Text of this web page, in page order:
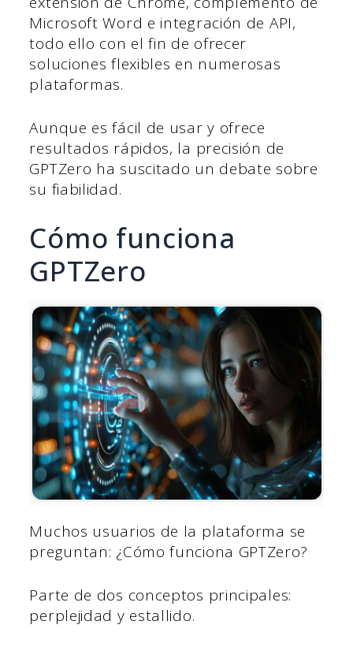
Microsoft Word e integración de API,
todo ello con el fin de ofrecer
soluciones flexibles en numerosas
plataformas.
Aunque es fácil de usar y ofrece
resultados rápidos, la precisión de
GPTZero ha suscitado un debate sobre
su fiabilidad.
Cómo funciona
GPTZero
Muchos usuarios de la plataforma se
preguntan: ¿Cómo funciona GPTZero?
Parte de dos conceptos principales:
perplejidad y estallido.